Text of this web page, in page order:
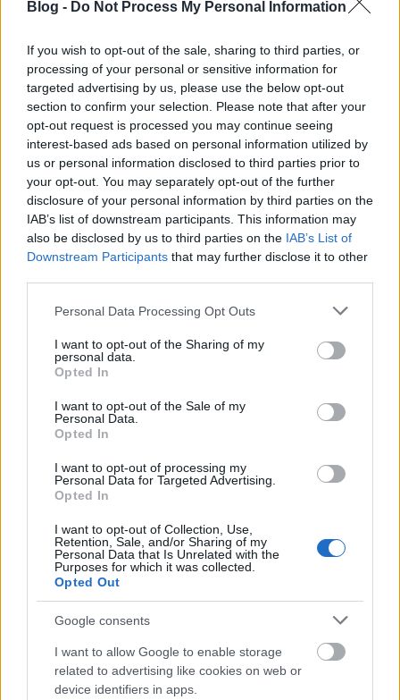
Blog - Do Not Process My Personal Information
If you wish to opt-out of the sale, sharing to third parties, or
processing of your personal or sensitive information for
targeted advertising by us, please use the below opt-out
section to confirm your selection. Please note that after your
opt-out request is processed you may continue seeing
interest-based ads based on personal information utilized by
us or personal information disclosed to third parties prior to
your opt-out. You may separately opt-out of the further
disclosure of your personal information by third parties on the
IAB’s list of downstream participants. This information may
also be disclosed by us to third parties on the IAB’s List of
Downstream Participants that may further disclose it to other
Please note that this website/app uses one or more Google
not limited to your visit or usage behaviour. You may click to
grant or deny consent to Google and its third-party tags to
use your data for below specified purposes in below Google
consent section.
Personal Data Processing Opt Outs
I want to opt-out of the Sharing of my
personal data.
Opted In
I want to opt-out of the Sale of my
Personal Data.
Opted In
I want to opt-out of processing my
Personal Data for Targeted Advertising.
Opted In
I want to opt-out of Collection, Use,
Retention, Sale, and/or Sharing of my
Personal Data that Is Unrelated with the
Purposes for which it was collected.
Opted Out
Google consents
I want to allow Google to enable storage
related to advertising like cookies on web or
device identifiers in apps.
lép. Végül azonban maradt a mozgóképek…
Duplakritika: Hóember / The
Snowman (2017)
Kata SWL•2017. október 12.
Jo Nesbø számára a Hole-sorozat Hóember c. kötete
hozta meg az igazi világsikert. Ennek adaptálása
hatalmas feladat; az, hogy ez jól is sikerüljön, még
nagyobb, ugyanis Nesbø rajongói a regénnyel egy
magasságba tették a lécet a film minősége kapcsán.
Aki olvasott már a szerzőtől, tudja, hogy nagyon…